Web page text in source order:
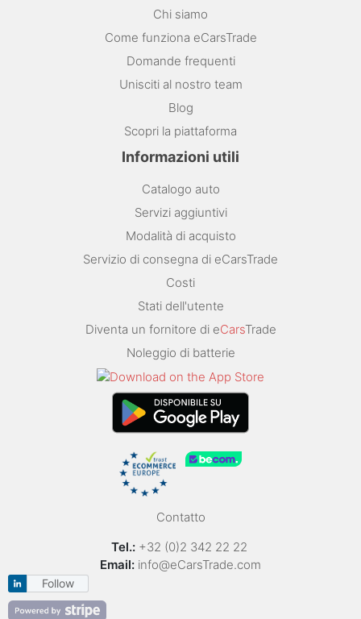
Chi siamo
Come funziona eCarsTrade
Domande frequenti
Unisciti al nostro team
Blog
Scopri la piattaforma
Informazioni utili
Catalogo auto
Servizi aggiuntivi
Modalità di acquisto
Servizio di consegna di eCarsTrade
Costi
Stati dell'utente
Diventa un fornitore di eCarsTrade
Noleggio di batterie
Contatto
Tel.: +32 (0)2 342 22 22
Email: info@eCarsTrade.com
Follow